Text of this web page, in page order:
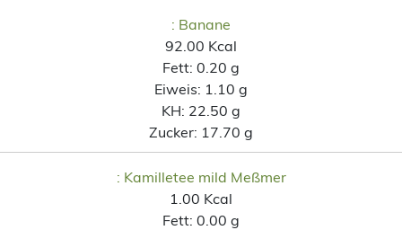
: Banane
92.00 Kcal
Fett: 0.20 g
Eiweis: 1.10 g
KH: 22.50 g
Zucker: 17.70 g
: Kamilletee mild Meßmer
1.00 Kcal
Fett: 0.00 g